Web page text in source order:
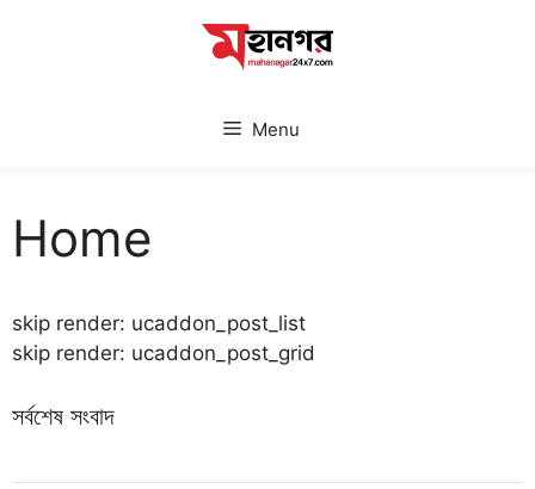
Menu
Home
skip render: ucaddon_post_list
skip render: ucaddon_post_grid
সর্বশেষ সংবাদ